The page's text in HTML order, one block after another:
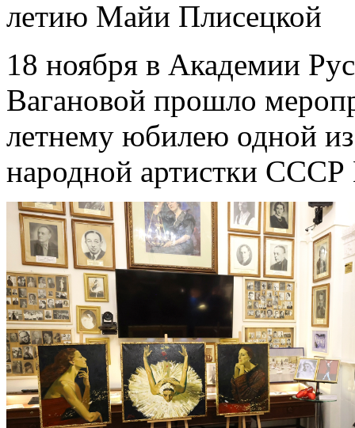
летию Майи Плисецкой
18 ноября в Академии
Вагановой прошло
летнему юбилею одной
народной артистки